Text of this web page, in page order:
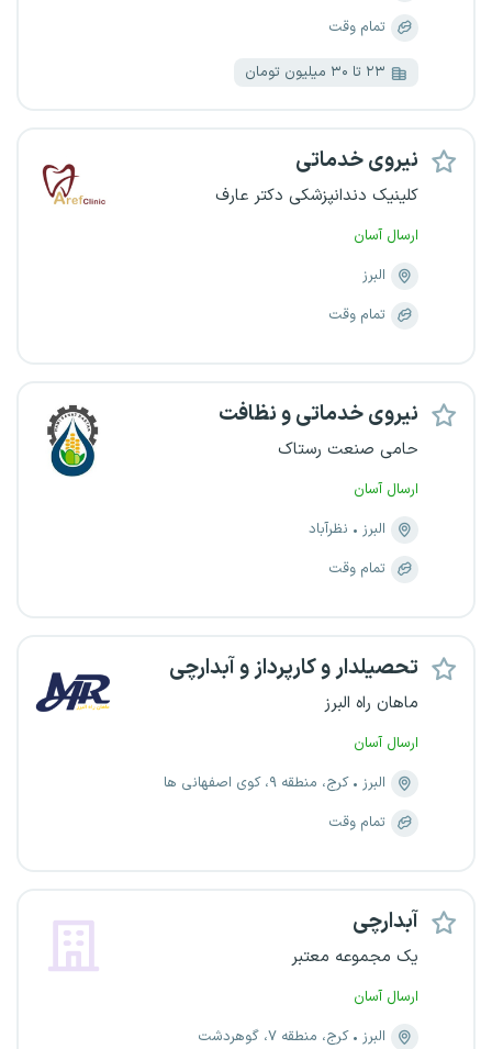
تمام وقت
۲۳ تا ۳۰ میلیون تومان
نیروی خدماتی
کلینیک دندانپزشکی دکتر عارف
ارسال آسان
البرز
تمام وقت
نیروی خدماتی و نظافت
حامی صنعت رستاک
ارسال آسان
البرز
نظرآباد
تمام وقت
تحصیلدار و کارپرداز و آبدارچی
ماهان راه البرز
ارسال آسان
البرز
کرج، منطقه ۹، کوی اصفهانی ها
تمام وقت
آبدارچی
یک مجموعه معتبر
ارسال آسان
البرز
کرج، منطقه ۷، گوهردشت